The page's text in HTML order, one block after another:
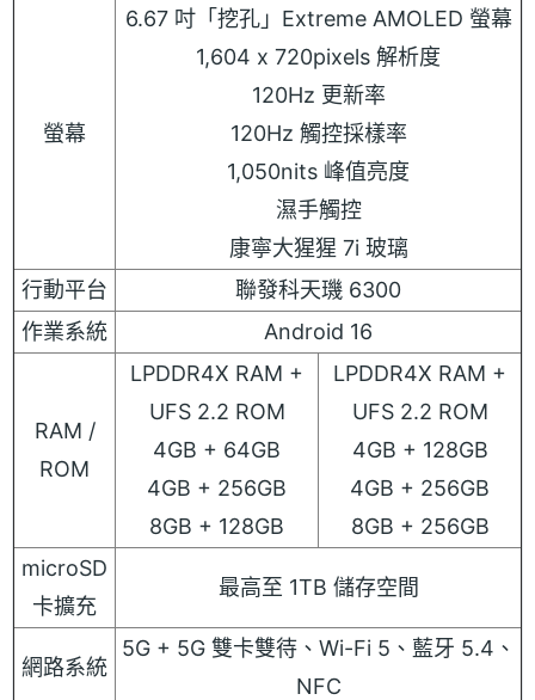
螢幕
6.67 吋「挖孔」Extreme AMOLED 螢幕
1,604 x 720pixels 解析度
120Hz 更新率
120Hz 觸控採樣率
1,050nits 峰值亮度
濕手觸控
康寧大猩猩 7i 玻璃
行動平台
聯發科天璣 6300
作業系統
Android 16
RAM /
ROM
LPDDR4X RAM +
UFS 2.2 ROM
4GB + 64GB
4GB + 256GB
8GB + 128GB
LPDDR4X RAM +
UFS 2.2 ROM
4GB + 128GB
4GB + 256GB
8GB + 256GB
microSD
卡擴充
最高至 1TB 儲存空間
網路系統
5G + 5G 雙卡雙待、Wi-Fi 5、藍牙 5.4、
NFC